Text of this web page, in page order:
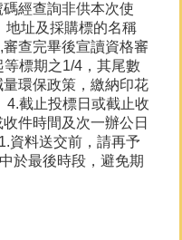
經查詢非供本次使
地址及採購標的名稱
查完畢後宣讀資格審
標期之1/4，其尾數
環保政策，繳納印花
4.截止投標日或截止收
件時間及次一辦公日
資料送交前，請再予
於最後時段，避免期